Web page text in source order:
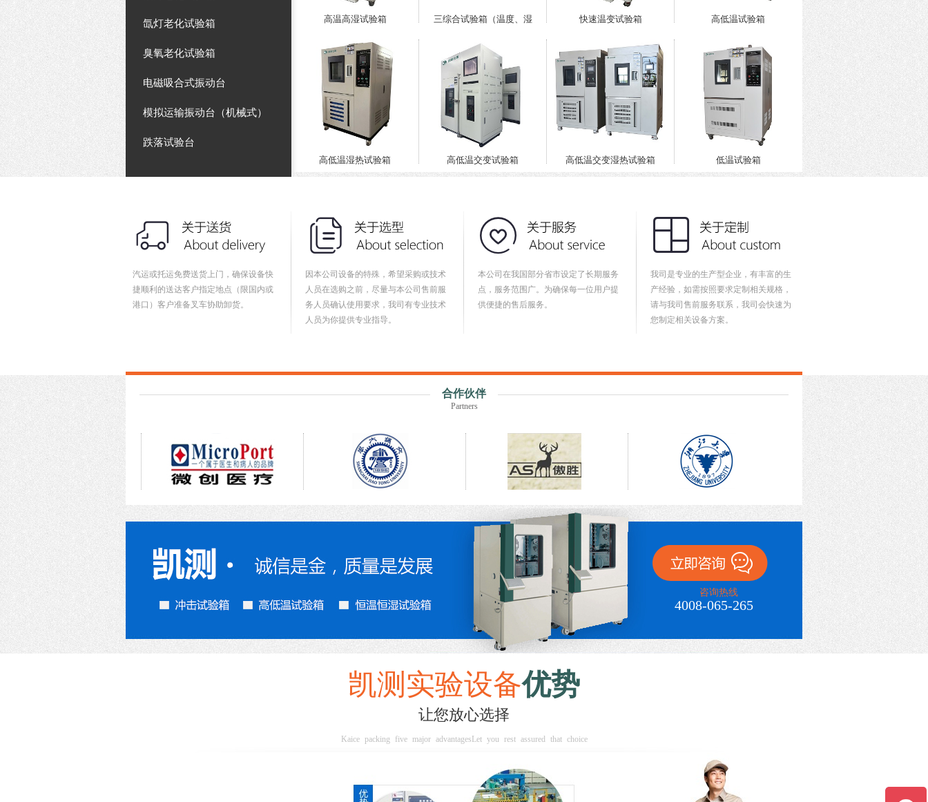
氙灯老化试验箱
臭氧老化试验箱
电磁吸合式振动台
模拟运输振动台（机械式）
跌落试验台
高温高湿试验箱 三综合试验箱（温度、湿 快速温变试验箱 高低温试验箱
高低温湿热试验箱 高低温交变试验箱 高低温交变湿热试验箱 低温试验箱
汽运或托运免费送货上门，确保设备快
捷顺利的送达客户指定地点（限国内或
港口）客户准备叉车协助卸货。
因本公司设备的特殊，希望采购或技术
人员在选购之前，尽量与本公司售前服
务人员确认使用要求，我司有专业技术
人员为你提供专业指导。
本公司在我国部分省市设定了长期服务
点，服务范围广。为确保每一位用户提
供便捷的售后服务。
我司是专业的生产型企业，有丰富的生
产经验，如需按照要求定制相关规格，
请与我司售前服务联系，我司会快速为
您制定相关设备方案。
合作伙伴
Partners
咨询热线
4008-065-265
凯测实验设备优势
让您放心选择
Kaice packing five major advantagesLet you rest assured that choice